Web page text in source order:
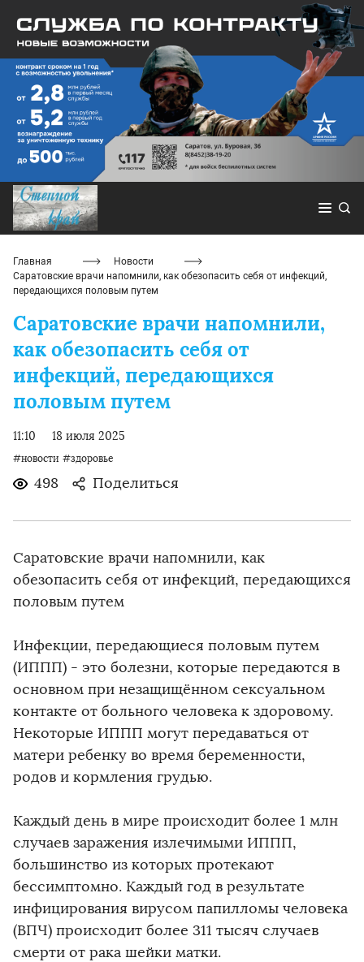
Главная
Новости
Саратовские врачи напомнили, как обезопасить себя от инфекций,
передающихся половым путем
Саратовские врачи напомнили,
как обезопасить себя от
инфекций, передающихся
половым путем
11:10 18 июля 2025
#новости #здоровье
498 Поделиться
Саратовские врачи напомнили, как
обезопасить себя от инфекций, передающихся
половым путем
Инфекции, передающиеся половым путем
(ИППП) - это болезни, которые передаются в
основном при незащищённом сексуальном
контакте от больного человека к здоровому.
Некоторые ИППП могут передаваться от
матери ребенку во время беременности,
родов и кормления грудью.
Каждый день в мире происходит более 1 млн
случаев заражения излечимыми ИППП,
большинство из которых протекают
бессимптомно. Каждый год в результате
инфицирования вирусом папилломы человека
(ВПЧ) происходит более 311 тысяч случаев
смерти от рака шейки матки.